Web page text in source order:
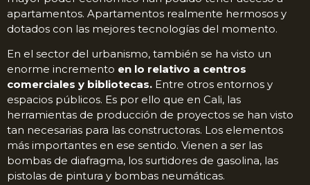
apartamentos. Apartamentos realmente hermosos y
dotados con las mejores tecnologías del momento.
En el sector del urbanismo, también se ha visto un
enorme incremento en lo relativo a centros
comerciales y bibliotecas. Entre otros entornos y
espacios públicos. Es por ello que en Cali, las
herramientas de producción de proyectos se han visto
tan necesarias para las constructoras. Los elementos
más importantes en ese sentido. Vienen a ser las
bombas de diafragma, los surtidores de gasolina, las
pistolas de pintura y bombas neumáticas.